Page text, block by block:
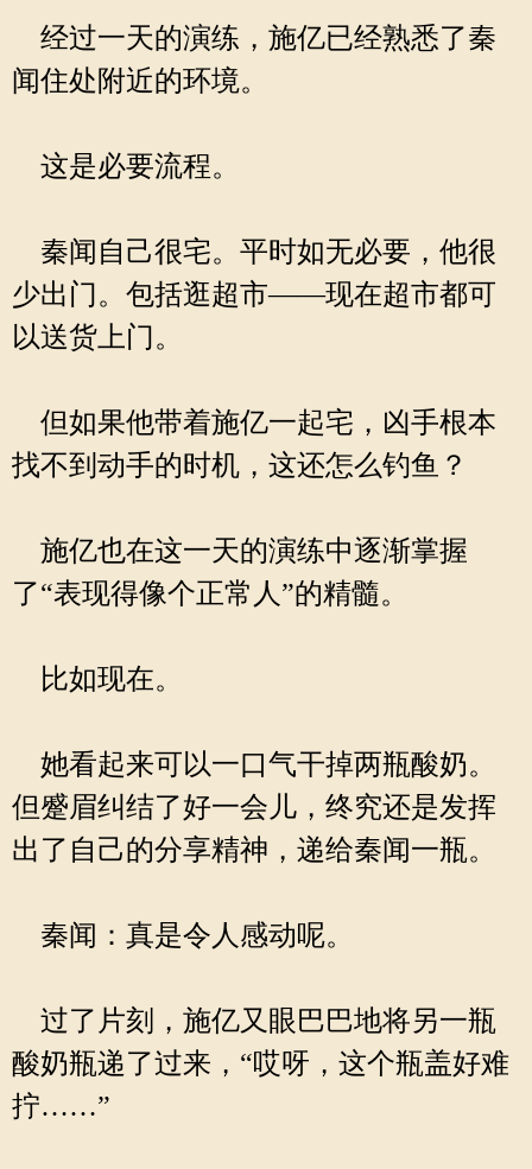
经过一天的演练，施亿已经熟悉了秦
闻住处附近的环境。
这是必要流程。
秦闻自己很宅。平时如无必要，他很
少出门。包括逛超市——现在超市都可
以送货上门。
但如果他带着施亿一起宅，凶手根本
找不到动手的时机，这还怎么钓鱼？
施亿也在这一天的演练中逐渐掌握
了“表现得像个正常人”的精髓。
比如现在。
她看起来可以一口气干掉两瓶酸奶。
但蹙眉纠结了好一会儿，终究还是发挥
出了自己的分享精神，递给秦闻一瓶。
秦闻：真是令人感动呢。
过了片刻，施亿又眼巴巴地将另一瓶
酸奶瓶递了过来，“哎呀，这个瓶盖好难
拧……”